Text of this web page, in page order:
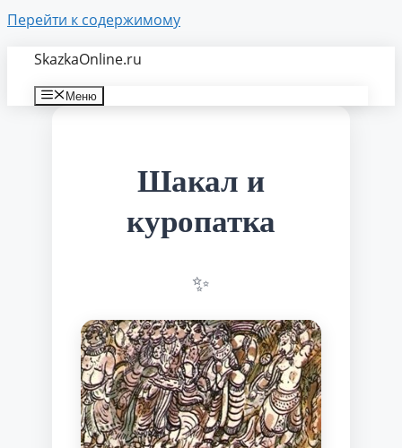
Перейти к содержимому
SkazkaOnline.ru
Меню
Шакал и
куропатка